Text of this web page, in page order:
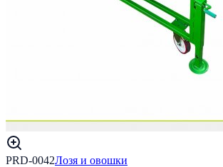
PRD-0042Лозя и овошки